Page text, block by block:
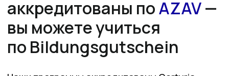
Откликнетесьна вакансии,
отправив резюме, портфолио,
сопроводительное письмо